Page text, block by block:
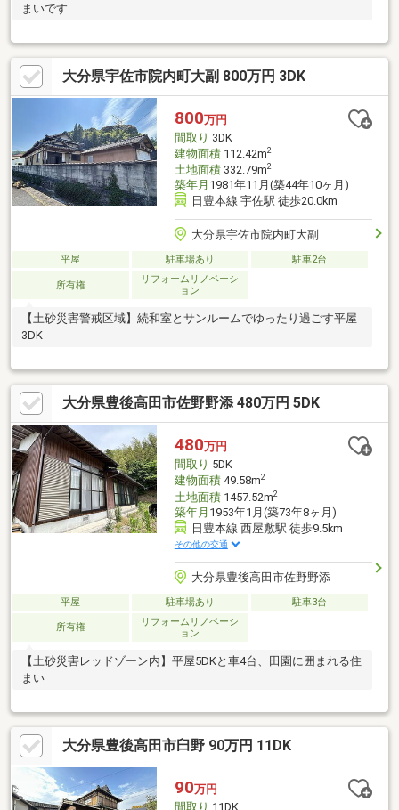
まいです
大分県宇佐市院内町大副 800万円 3DK
800万円
間取り 3DK
建物面積112.42m2
土地面積332.79m2
築年月 1981年11月(築44年10ヶ月)
日豊本線 宇佐駅 徒歩20.0km
大分県宇佐市院内町大副
平屋 駐車場あり 駐車2台
所有権
リフォームリノベーシ
ョン
【土砂災害警戒区域】続和室とサンルームでゆったり過ごす平屋
3DK
大分県豊後高田市佐野野添 480万円 5DK
480万円
間取り 5DK
建物面積49.58m2
土地面積1457.52m2
築年月 1953年1月(築73年8ヶ月)
日豊本線 西屋敷駅 徒歩9.5km
その他の交通
大分県豊後高田市佐野野添
平屋 駐車場あり 駐車3台
所有権
リフォームリノベーシ
ョン
【土砂災害レッドゾーン内】平屋5DKと車4台、田園に囲まれる住
まい
大分県豊後高田市臼野 90万円 11DK
90万円
間取り 11DK